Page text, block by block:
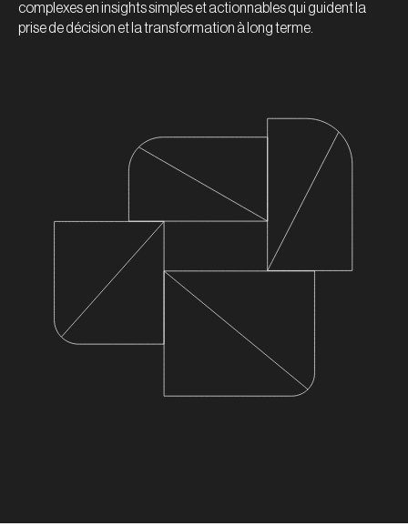
complexes en insights simples et actionnables qui guident la
prise de décision et la transformation à long terme.